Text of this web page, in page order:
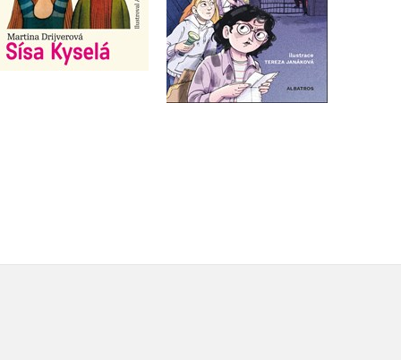
Do košíku Do košíku
349 Kč
279 Kč